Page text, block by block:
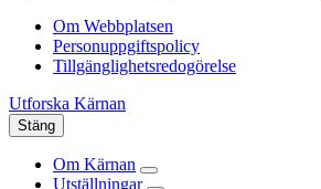
Om Webbplatsen
Personuppgiftspolicy
Tillgänglighetsredogörelse
Utforska Kärnan
Stäng
Om Kärnan
Utställningar